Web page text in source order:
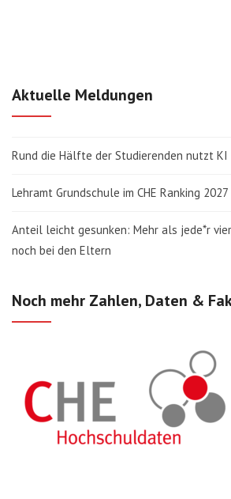
Aktuelle Meldungen
Rund die Hälfte der Studierenden nutzt
Lehramt Grundschule im CHE Ranking 2027
Anteil leicht gesunken: Mehr als jede*r
noch bei den Eltern
Noch mehr Zahlen, Daten &